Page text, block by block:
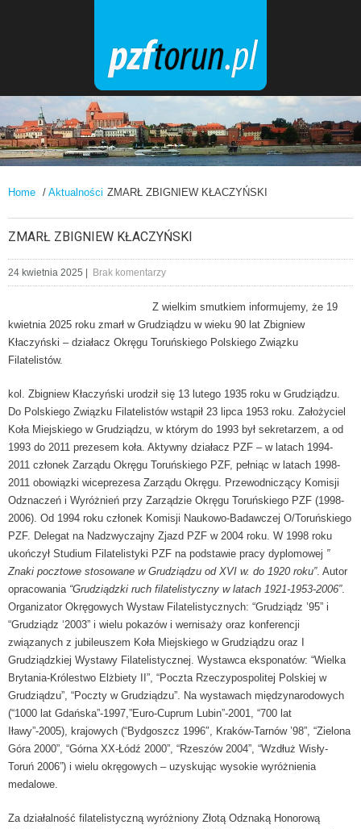
Home / Aktualności ZMARŁ ZBIGNIEW KŁACZYŃSKI
ZMARŁ ZBIGNIEW KŁACZYŃSKI
24 kwietnia 2025 Brak komentarzy
Z wielkim smutkiem informujemy, że 19
kwietnia 2025 roku zmarł w Grudziądzu w wieku 90 lat Zbigniew
Kłaczyński – działacz Okręgu Toruńskiego Polskiego Związku
Filatelistów.
kol. Zbigniew Kłaczyński urodził się 13 lutego 1935 roku w Grudziądzu.
Do Polskiego Związku Filatelistów wstąpił 23 lipca 1953 roku. Założyciel
Koła Miejskiego w Grudziądzu, w którym do 1993 był sekretarzem, a od
1993 do 2011 prezesem koła. Aktywny działacz PZF – w latach 1994-
2011 członek Zarządu Okręgu Toruńskiego PZF, pełniąc w latach 1998-
2011 obowiązki wiceprezesa Zarządu Okręgu. Przewodniczący Komisji
Odznaczeń i Wyróżnień przy Zarządzie Okręgu Toruńskiego PZF (1998-
2006). Od 1994 roku członek Komisji Naukowo-Badawczej O/Toruńskiego
PZF. Delegat na Nadzwyczajny Zjazd PZF w 2004 roku. W 1998 roku
ukończył Studium Filatelistyki PZF na podstawie pracy dyplomowej ”
Znaki pocztowe stosowane w Grudziądzu od XVI w. do 1920 roku”. Autor
opracowania “Grudziądzki ruch filatelistyczny w latach 1921-1953-2006”.
Organizator Okręgowych Wystaw Filatelistycznych: “Grudziądz ’95” i
“Grudziądz ‘2003” i wielu pokazów i wernisaży oraz konferencji
związanych z jubileuszem Koła Miejskiego w Grudziądzu oraz I
Grudziądzkiej Wystawy Filatelistycznej. Wystawca eksponatów: “Wielka
Brytania-Królestwo Elżbiety II”, “Poczta Rzeczypospolitej Polskiej w
Grudziądzu”, “Poczty w Grudziądzu”. Na wystawach międzynarodowych
(“1000 lat Gdańska”-1997,”Euro-Cuprum Lubin”-2001, “700 lat
Iławy”-2005), krajowych (“Bydgoszcz 1996″, Kraków-Tarnów ’98”, “Zielona
Góra 2000”, “Górna XX-Łódź 2000”, “Rzeszów 2004”, “Wzdłuż Wisły-
Toruń 2006”) i wielu okręgowych – uzyskując wysokie wyróżnienia
medalowe.
Za działalność filatelistyczną wyróżniony Złotą Odznaką Honorową